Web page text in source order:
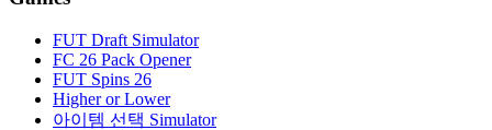
FUT Draft Simulator
FC 26 Pack Opener
FUT Spins 26
Higher or Lower
아이템 선택 Simulator